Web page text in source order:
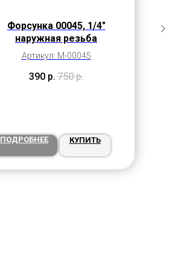
Форсунка 00045, 1/4"
наружная резьба
Артикул: M-00045
390 р.750 р.
ПОДРОБНЕЕ КУПИТЬ